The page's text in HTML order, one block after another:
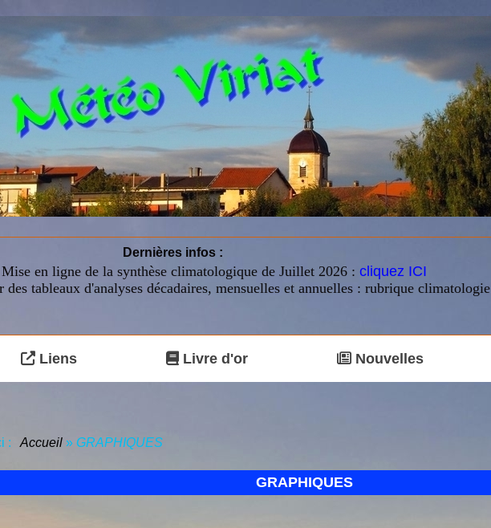
Dernières infos :
en ligne de la synthèse climatologique de Juillet 2026 : cliquez ICI
des tableaux d'analyses décadaires, mensuelles et annuelles : rubrique climatologie
Liens Livre d'or Nouvelles
: Accueil » GRAPHIQUES
GRAPHIQUES